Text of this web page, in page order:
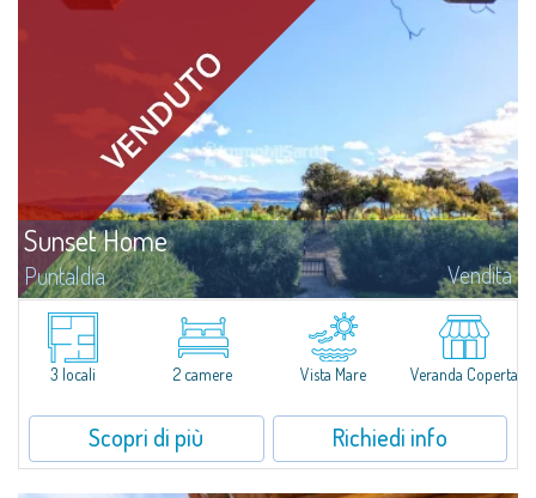
Sunset Home
Puntaldia Vendita
​In Puntaldia, dinanzi ad un panorama di macchia mediterranea e acque
turchesi, è in vendita una splendida villetta semi-indipendente in contesto
residenziale tranquillo e riservato, a due passi dal mare e dai...
3 locali
2 camere Vista Mare Veranda Coperta
Scopri di più Richiedi info